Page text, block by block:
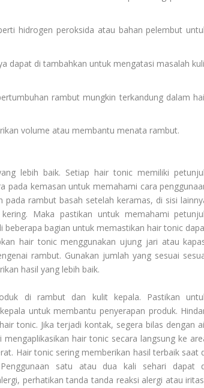
hidrogen peroksida atau bahan pelembut
dapat di tambahkan untuk mengatasi masalah
rambut mungkin terkandung dalam
volume atau membantu menata rambut.
lebih baik. Setiap hair tonic memiliki
pada kemasan untuk memahami cara
rambut basah setelah keramas, di sisi
Maka pastikan untuk memahami
bagian untuk memastikan hair tonic
hair tonic menggunakan ujung jari atau
rambut. Gunakan jumlah yang sesuai
hasil yang lebih baik.
di rambut dan kulit kepala. Pastikan
untuk membantu penyerapan produk.
tonic. Jika terjadi kontak, segera bilas dengan
hair tonic secara langsung ke
Hair tonic sering memberikan hasil terbaik saat
satu atau dua kali sehari dapat
perhatikan tanda tanda reaksi alergi atau